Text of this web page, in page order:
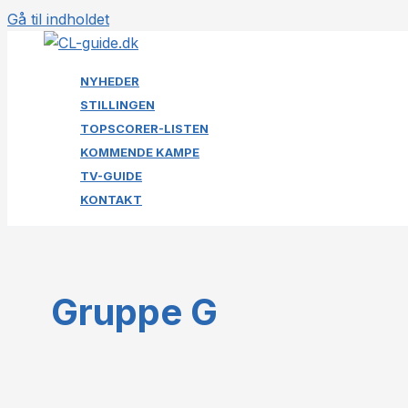
Gå til indholdet
NYHEDER
STILLINGEN
TOPSCORER-LISTEN
KOMMENDE KAMPE
TV-GUIDE
KONTAKT
Gruppe G